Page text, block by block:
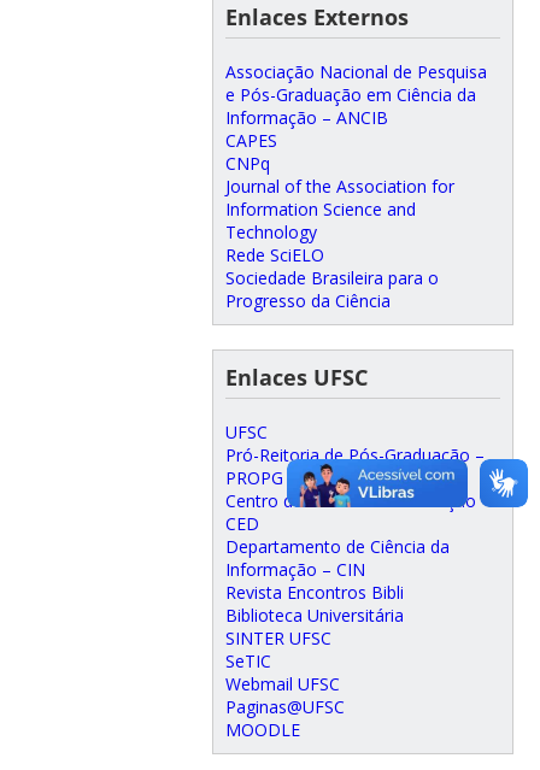
Enlaces Externos
Associação Nacional de Pesquisa
e Pós-Graduação em Ciência da
Informação – ANCIB
CAPES
CNPq
Journal of the Association for
Information Science and
Technology
Rede SciELO
Sociedade Brasileira para o
Progresso da Ciência
Enlaces UFSC
UFSC
Pró-Reitoria de Pós-Graduação –
PROPG
Centro de Ciências da Educação –
CED
Departamento de Ciência da
Informação – CIN
Revista Encontros Bibli
Biblioteca Universitária
SINTER UFSC
SeTIC
Webmail UFSC
Paginas@UFSC
MOODLE